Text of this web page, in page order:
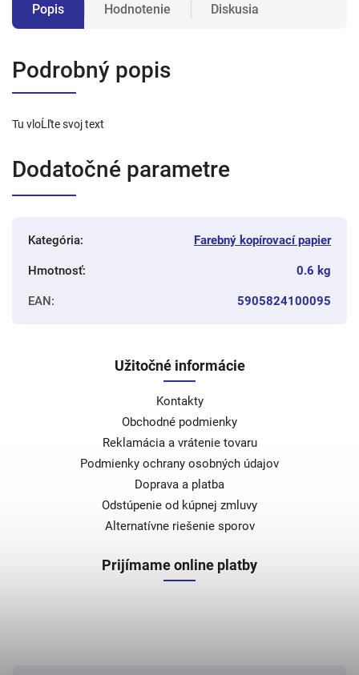
Popis Hodnotenie Diskusia
Podrobný popis
Tu vloĹľte svoj text
Dodatočné parametre
Kategória: Farebný kopírovací papier
Hmotnosť: 0.6 kg
EAN: 5905824100095
Užitočné informácie
Kontakty
Obchodné podmienky
Reklamácia a vrátenie tovaru
Podmienky ochrany osobných údajov
Doprava a platba
Odstúpenie od kúpnej zmluvy
Alternatívne riešenie sporov
Prijímame online platby